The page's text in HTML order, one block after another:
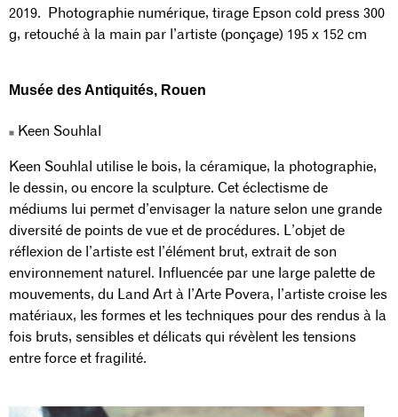
2019. Photographie numérique, tirage Epson cold press 300
g, retouché à la main par l’artiste (ponçage) 195 x 152 cm
Musée des Antiquités, Rouen
Keen Souhlal
Keen Souhlal utilise le bois, la céramique, la photographie,
le dessin, ou encore la sculpture. Cet éclectisme de
médiums lui permet d’envisager la nature selon une grande
diversité de points de vue et de procédures. L’objet de
réflexion de l’artiste est l’élément brut, extrait de son
environnement naturel. Influencée par une large palette de
mouvements, du Land Art à l’Arte Povera, l’artiste croise les
matériaux, les formes et les techniques pour des rendus à la
fois bruts, sensibles et délicats qui révèlent les tensions
entre force et fragilité.